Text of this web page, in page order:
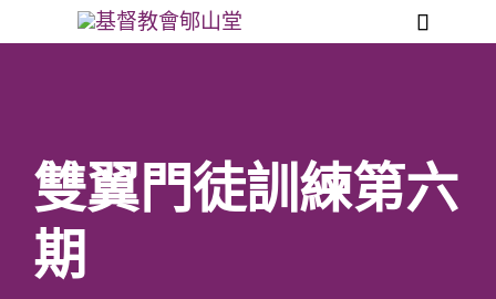

雙翼門徒訓練第六
期